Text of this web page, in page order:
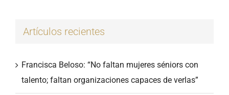
Artículos recientes
Francisca Beloso: “No faltan mujeres séniors con
talento; faltan organizaciones capaces de verlas”